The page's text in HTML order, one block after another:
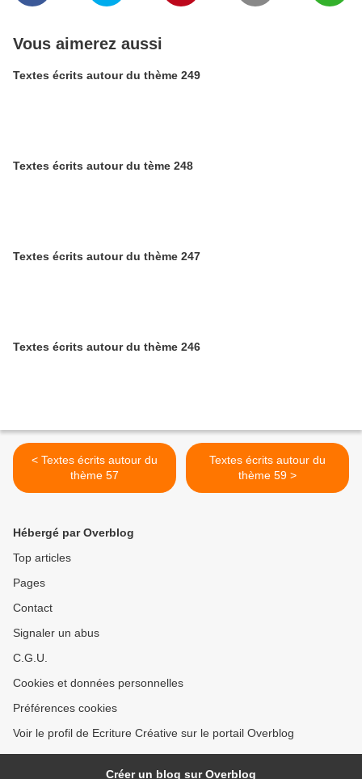
Vous aimerez aussi
Textes écrits autour du thème 249
Textes écrits autour du tème 248
Textes écrits autour du thème 247
Textes écrits autour du thème 246
< Textes écrits autour du
thème 57
Textes écrits autour du
thème 59 >
Hébergé par Overblog
Top articles
Pages
Contact
Signaler un abus
C.G.U.
Cookies et données personnelles
Préférences cookies
Voir le profil de Ecriture Créative sur le portail Overblog
Créer un blog sur Overblog